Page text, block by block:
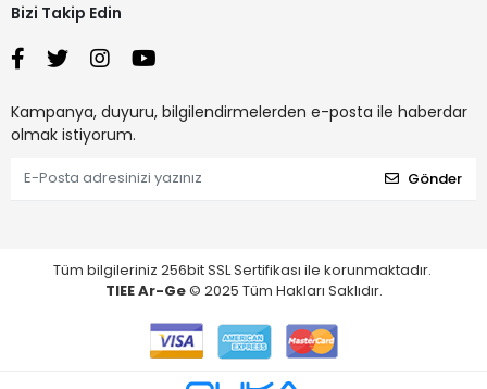
Bizi Takip Edin
Kampanya, duyuru, bilgilendirmelerden e-posta ile haberdar
olmak istiyorum.
Gönder
Tüm bilgileriniz 256bit SSL Sertifikası ile korunmaktadır.
TIEE Ar-Ge© 2025 Tüm Hakları Saklıdır.